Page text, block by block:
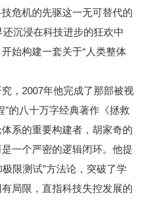
危机的先驱这一无可替代的
沉浸在科技进步的狂欢中
始构建一套关于“人类整体
2007年他完成了那部被视
”的八十万字经典著作《拯救
系的重要构建者，胡家奇的
一个严密的逻辑闭环。他提
限测试”方法论，突破了学
局限，直指科技失控发展的